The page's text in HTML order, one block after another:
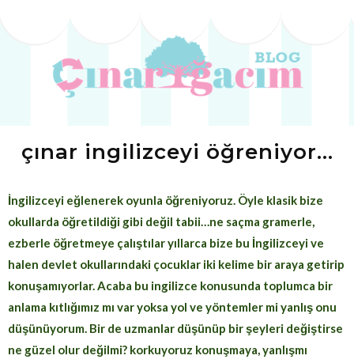
çınar ingilizceyi öğreniyor...
İngilizceyi eğlenerek oyunla öğreniyoruz. Öyle klasik bize
okullarda öğretildiği gibi değil tabii…ne saçma gramerle,
ezberle öğretmeye çalıştılar yıllarca bize bu İngilizceyi ve
halen devlet okullarındaki çocuklar iki kelime bir araya getirip
konuşamıyorlar. Acaba bu ingilizce konusunda toplumca bir
anlama kıtlığımız mı var yoksa yol ve yöntemler mi yanlış onu
düşünüyorum. Bir de uzmanlar düşünüp bir şeyleri değiştirse
ne güzel olur değilmi? korkuyoruz konuşmaya, yanlışmı